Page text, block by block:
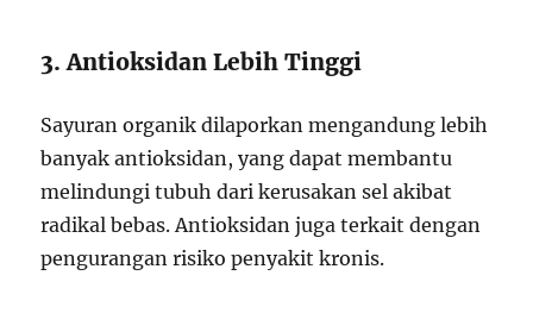
3. Antioksidan Lebih Tinggi
Sayuran organik dilaporkan mengandung lebih
banyak antioksidan, yang dapat membantu
melindungi tubuh dari kerusakan sel akibat
radikal bebas. Antioksidan juga terkait dengan
pengurangan risiko penyakit kronis.